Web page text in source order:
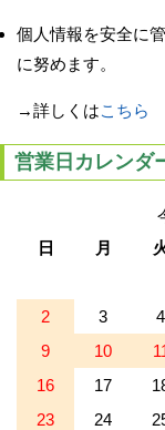
個人情報を安全に
に努めます。
→詳しくはこちら
営業日カレンダ
日
月
2
3 4
9
10
16
17
23
24